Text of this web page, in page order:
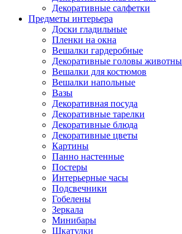
Декоративные салфетки
Предметы интерьера
Доски гладильные
Пленки на окна
Вешалки гардеробные
Декоративные головы
Вешалки для костюмов
Вешалки напольные
Вазы
Декоративная посуда
Декоративные тарелки
Декоративные блюда
Декоративные цветы
Картины
Панно настенные
Постеры
Интерьерные часы
Подсвечники
Гобелены
Зеркала
Минибары
Шкатулки